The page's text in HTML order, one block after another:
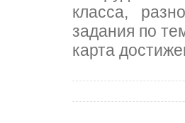
класса,
задания по
карта